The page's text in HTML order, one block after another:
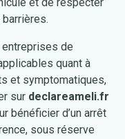
entreprises de
quant à
et symptomatiques,
sur declareameli.fr
bénéficier d’un arrêt
sous réserve